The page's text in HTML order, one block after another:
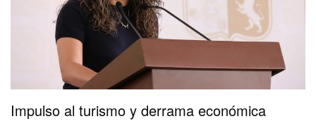
Impulso al turismo y derrama económica